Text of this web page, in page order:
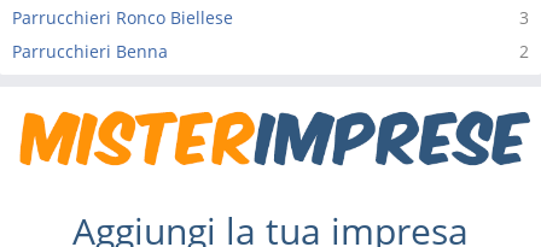
3
Parrucchieri Ronco Biellese
2
Parrucchieri Benna
Aggiungi la tua impresa